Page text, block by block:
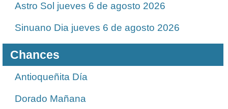
Astro Sol jueves 6 de agosto 2026
Sinuano Dia jueves 6 de agosto 2026
Chances
Antioqueñita Día
Dorado Mañana